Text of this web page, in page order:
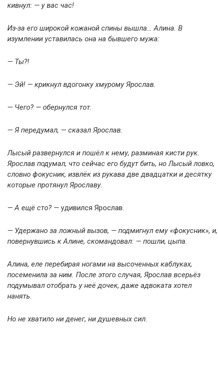
кивнул: — у вас час!
Из-за его широкой кожаной спины вышла… Алина. В
изумлении уставилась она на бывшего мужа:
— Ты?!
— Эй! — крикнул вдогонку хмурому Ярослав.
— Чего? — обернулся тот.
— Я передумал, — сказал Ярослав.
Лысый развернулся и пошёл к нему, разминая кисти рук.
Ярослав подумал, что сейчас его будут бить, но Лысый ловко,
словно фокусник, извлёк из рукава две двадцатки и десятку
которые протянул Ярославу.
— А ещё сто? — удивился Ярослав.
— Удержано за ложный вызов, — подмигнул ему «фокусник», и,
повернувшись к Алине, скомандовал: — пошли, цыпа.
Алина, еле перебирая ногами на высоченных каблуках,
посеменила за ним. После этого случая, Ярослав всерьёз
подумывал отобрать у неё дочек, даже адвоката хотел
нанять.
Но не хватило ни денег, ни душевных сил.